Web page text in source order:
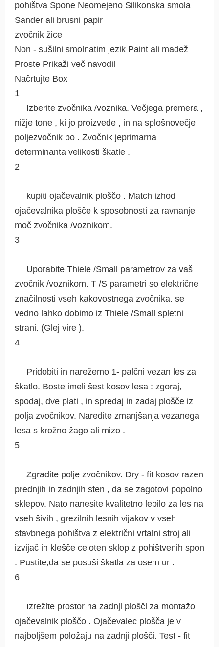
pohištva Spone Neomejeno Silikonska smola
Sander ali brusni papir
zvočnik žice
Non - sušilni smolnatim jezik Paint ali madež
Proste Prikaži več navodil
Načrtujte Box
1
Izberite zvočnika /voznika. Večjega premera ,
nižje tone , ki jo proizvede , in na splošnovečje
poljezvočnik bo . Zvočnik jeprimarna
determinanta velikosti škatle .
2
kupiti ojačevalnik ploščo . Match izhod
ojačevalnika plošče k sposobnosti za ravnanje
moč zvočnika /voznikom.
3
Uporabite Thiele /Small parametrov za vaš
zvočnik /voznikom. T /S parametri so električne
značilnosti vseh kakovostnega zvočnika, se
vedno lahko dobimo iz Thiele /Small spletni
strani. (Glej vire ).
4
Pridobiti in narežemo 1- palčni vezan les za
škatlo. Boste imeli šest kosov lesa : zgoraj,
spodaj, dve plati , in spredaj in zadaj plošče iz
polja zvočnikov. Naredite zmanjšanja vezanega
lesa s krožno žago ali mizo .
5
Zgradite polje zvočnikov. Dry - fit kosov razen
prednjih in zadnjih sten , da se zagotovi popolno
sklepov. Nato nanesite kvalitetno lepilo za les na
vseh šivih , grezilnih lesnih vijakov v vseh
stavbnega pohištva z električni vrtalni stroj ali
izvijač in klešče celoten sklop z pohištvenih spon
. Pustite,da se posuši škatla za osem ur .
6
Izrežite prostor na zadnji plošči za montažo
ojačevalnik ploščo . Ojačevalec plošča je v
najboljšem položaju na zadnji plošči. Test - fit